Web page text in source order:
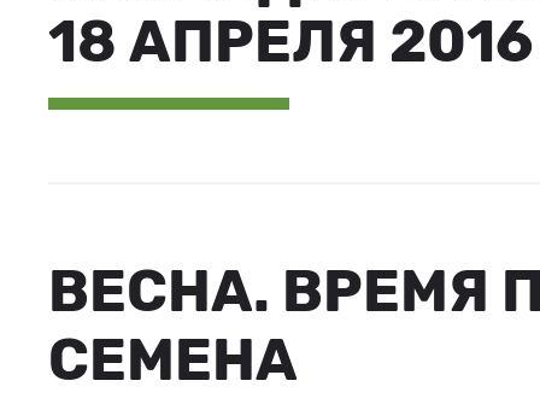
18 АПРЕЛЯ
ВЕСНА. ВРЕМЯ
СЕМЕНА